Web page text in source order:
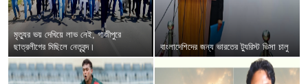
মৃত্যুর ভয় দেখিয়ে লাভ নেই, গাজীপুরে
ছাত্রলীগের মিছিলে নেতৃবৃন্দ।
বাংলাদেশিদের জন্য ভারতের ট্যুরিস্ট ভিসা চালু